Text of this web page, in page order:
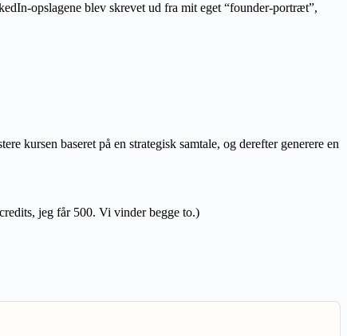
opslagene blev skrevet ud fra mit eget “founder-portræt”,
kursen baseret på en strategisk samtale, og derefter generere en
jeg får 500. Vi vinder begge to.)